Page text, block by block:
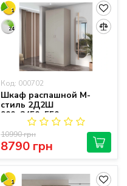
1
24
Код: 000702
Шкаф распашной М-
стиль 2Д2Ш
900х2450х550
8790 грн
10990 грн
1